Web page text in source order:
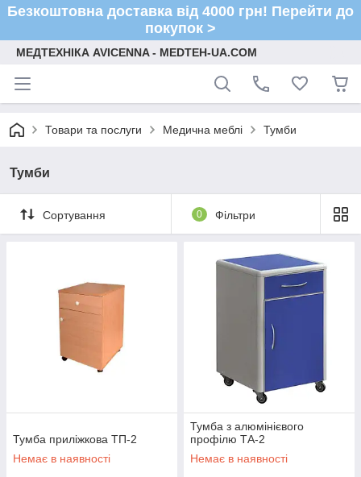
Безкоштовна доставка від 4000 грн! Перейти до
покупок >
МЕДТЕХНІКА AVICENNA - MEDTEH-UA.COM
Товари та послуги Медична меблі Тумби
Тумби
Сортування 0 Фільтри
Тумба приліжкова ТП-2
Немає в наявності
Тумба з алюмінієвого
профілю ТА-2
Немає в наявності